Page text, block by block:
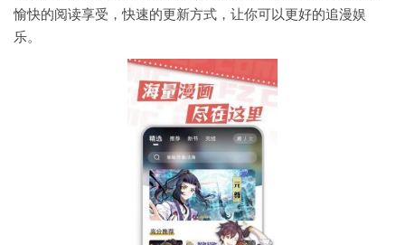
愉快的阅读享受，快速的更新方式，让你可以更好的追漫娱
乐。